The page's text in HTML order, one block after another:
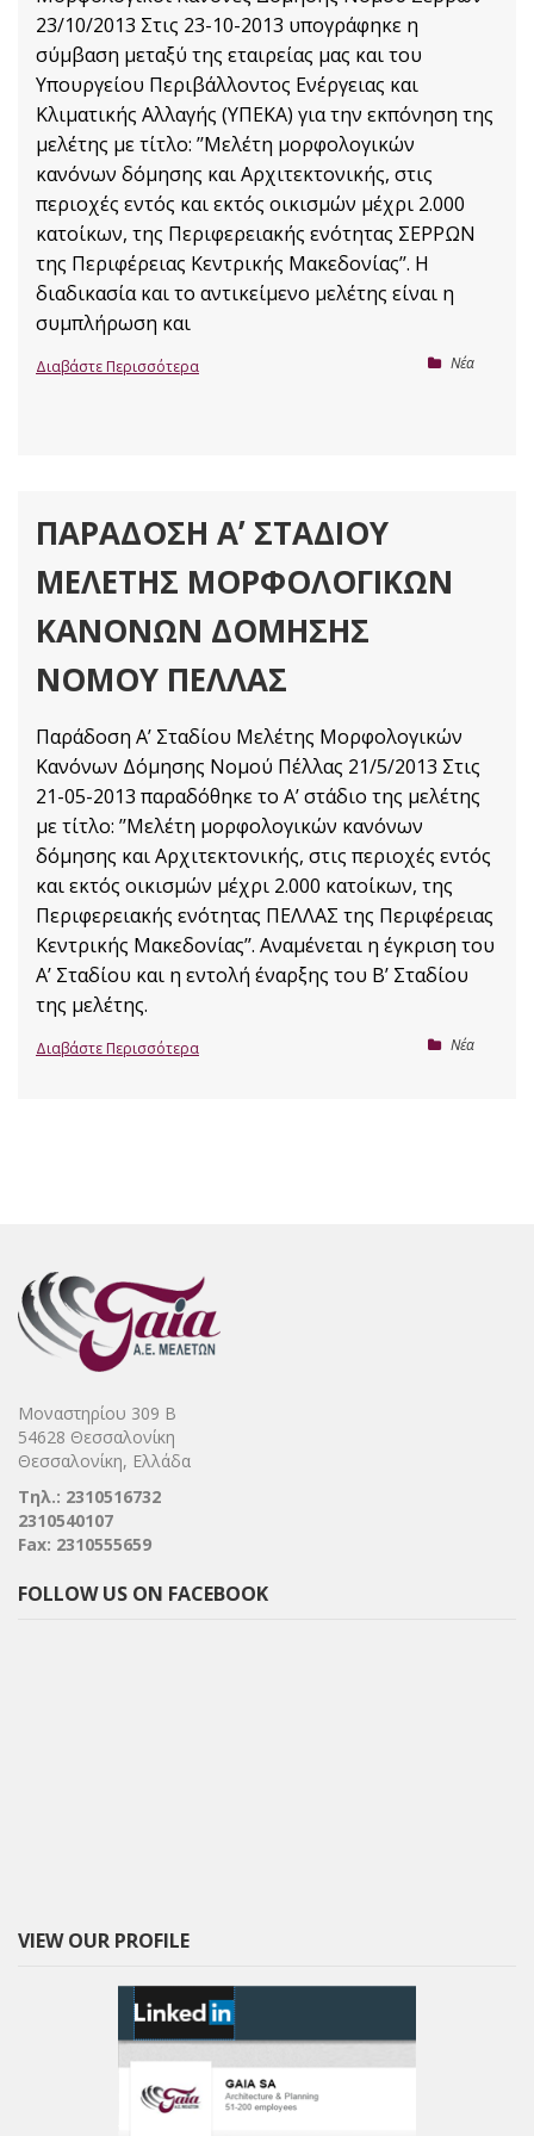
23/10/2013 Στις 23-10-2013 υπογράφηκε η
σύμβαση μεταξύ της εταιρείας μας και του
Υπουργείου Περιβάλλοντος Ενέργειας και
Κλιματικής Αλλαγής (ΥΠΕΚΑ) για την εκπόνηση της
μελέτης με τίτλο: ’’Μελέτη μορφολογικών
κανόνων δόμησης και Αρχιτεκτονικής, στις
περιοχές εντός και εκτός οικισμών μέχρι 2.000
κατοίκων, της Περιφερειακής ενότητας ΣΕΡΡΩΝ
της Περιφέρειας Κεντρικής Μακεδονίας’’. Η
διαδικασία και το αντικείμενο μελέτης είναι η
συμπλήρωση και
Nέα
Διαβάστε Περισσότερα
ΠΑΡΆΔΟΣΗ Αʼ ΣΤΑΔΊΟΥ
ΜΕΛΈΤΗΣ ΜΟΡΦΟΛΟΓΙΚΏΝ
ΚΑΝΌΝΩΝ ΔΌΜΗΣΗΣ
ΝΟΜΟΎ ΠΈΛΛΑΣ
Παράδοση Αʼ Σταδίου Μελέτης Μορφολογικών
Κανόνων Δόμησης Νομού Πέλλας 21/5/2013 Στις
21-05-2013 παραδόθηκε το Α’ στάδιο της μελέτης
με τίτλο: ’’Μελέτη μορφολογικών κανόνων
δόμησης και Αρχιτεκτονικής, στις περιοχές εντός
και εκτός οικισμών μέχρι 2.000 κατοίκων, της
Περιφερειακής ενότητας ΠΕΛΛΑΣ της Περιφέρειας
Κεντρικής Μακεδονίας’’. Αναμένεται η έγκριση του
Α’ Σταδίου και η εντολή έναρξης του Β’ Σταδίου
της μελέτης.
Nέα
Διαβάστε Περισσότερα
Μοναστηρίου 309 Β
54628 Θεσσαλονίκη
Θεσσαλονίκη, Ελλάδα
Τηλ.: 2310516732
2310540107
Fax: 2310555659
FOLLOW US ON FACEBOOK
VIEW OUR PROFILE